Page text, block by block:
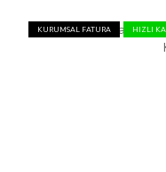
KURUMSAL FATURA HIZLI